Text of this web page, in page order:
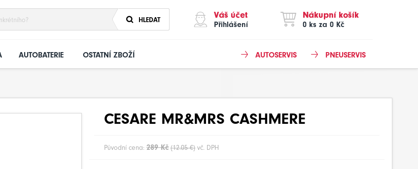
HLEDAT Váš účet
Přihlášení
Nákupní košík
0 ks za 0 Kč
AUTOBATERIE OSTATNÍ ZBOŽÍ PNEUSERVIS
AUTOSERVIS
CESARE MR&MRS CASHMERE
Původní cena: 289 Kč (12.05 €) vč. DPH